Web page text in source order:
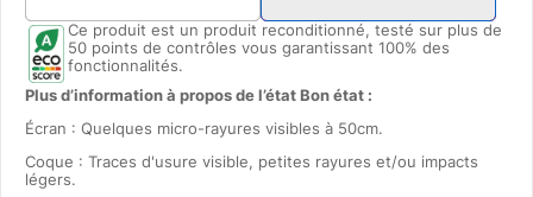
Ce produit est un produit reconditionné, testé sur plus de
50 points de contrôles vous garantissant 100% des
fonctionnalités.
Plus d’information à propos de l’état Bon état :
Écran : Quelques micro-rayures visibles à 50cm.
Coque : Traces d'usure visible, petites rayures et/ou impacts
légers.